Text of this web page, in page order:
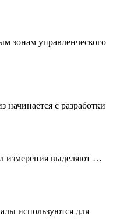
зонам управленческого
начинается с разработки
измерения выделяют …
используются для